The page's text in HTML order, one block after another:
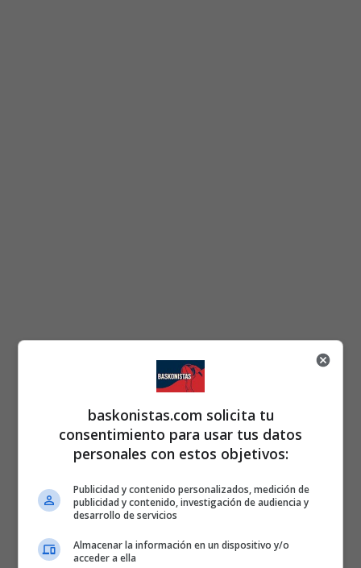
baskonistas.com solicita tu
consentimiento para usar tus datos
personales con estos objetivos:
Publicidad y contenido personalizados, medición de
publicidad y contenido, investigación de audiencia y
desarrollo de servicios
Almacenar la información en un dispositivo y/o
acceder a ella